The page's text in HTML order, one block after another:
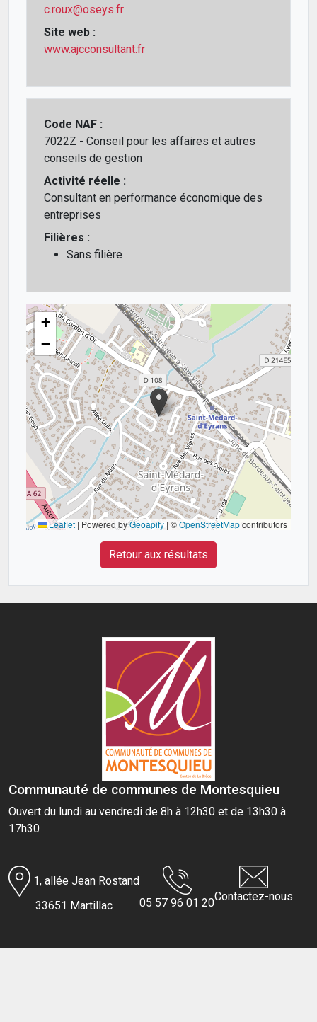
c.roux@oseys.fr
Site web :
www.ajcconsultant.fr
Code NAF :
7022Z - Conseil pour les affaires et autres
conseils de gestion
Activité réelle :
Consultant en performance économique des
entreprises
Filières :
Sans filière
+
−
Leaflet | Powered byGeoapify | ©OpenStreetMapcontributors
Retour aux résultats
Communauté de communes de Montesquieu
Ouvert du lundi au vendredi de 8h à 12h30 et de 13h30 à
17h30
1, allée Jean Rostand
33651 Martillac
05 57 96 01 20Contactez-nous